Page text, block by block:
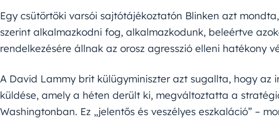
Egy csütörtöki varsói sajtótájékoztatón Blinken azt
szerint alkalmazkodni fog, alkalmazkodunk, beleértve
rendelkezésére állnak az orosz agresszió elleni hatékony
A David Lammy brit külügyminiszter azt sugallta, hogy az
küldése, amely a héten derült ki, megváltoztatta a
Washingtonban. Ez „jelentős és veszélyes eszkaláció” –